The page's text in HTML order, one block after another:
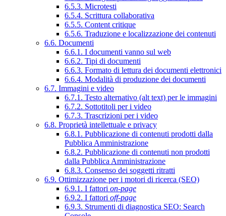
6.5.3. Microtesti
6.5.4. Scrittura collaborativa
6.5.5. Content critique
6.5.6. Traduzione e localizzazione dei contenuti
6.6. Documenti
6.6.1. I documenti vanno sul web
6.6.2. Tipi di documenti
6.6.3. Formato di lettura dei documenti elettronici
6.6.4. Modalità di produzione dei documenti
6.7. Immagini e video
6.7.1. Testo alternativo (alt text) per le immagini
6.7.2. Sottotitoli per i video
6.7.3. Trascrizioni per i video
6.8. Proprietà intellettuale e privacy
6.8.1. Pubblicazione di contenuti prodotti dalla
Pubblica Amministrazione
6.8.2. Pubblicazione di contenuti non prodotti
dalla Pubblica Amministrazione
6.8.3. Consenso dei soggetti ritratti
6.9. Ottimizzazione per i motori di ricerca (SEO)
6.9.1. I fattori on-page
6.9.2. I fattori off-page
6.9.3. Strumenti di diagnostica SEO: Search